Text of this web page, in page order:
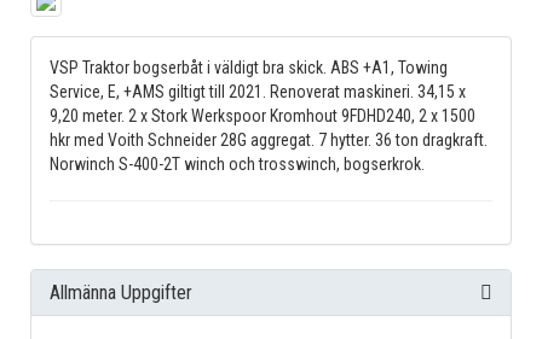
VSP Traktor bogserbåt i väldigt bra skick. ABS +A1, Towing
Service, E, +AMS giltigt till 2021. Renoverat maskineri. 34,15 x
9,20 meter. 2 x Stork Werkspoor Kromhout 9FDHD240, 2 x 1500
hkr med Voith Schneider 28G aggregat. 7 hytter. 36 ton dragkraft.
Norwinch S-400-2T winch och trosswinch, bogserkrok.
Allmänna Uppgifter